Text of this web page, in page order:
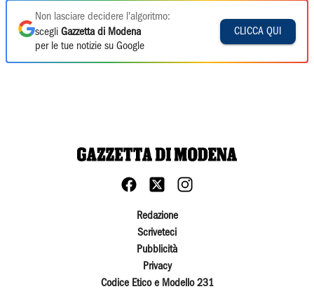
Non lasciare decidere l'algoritmo:
scegli Gazzetta di Modena
per le tue notizie su Google
CLICCA QUI
Redazione
Scriveteci
Pubblicità
Privacy
Codice Etico e Modello 231